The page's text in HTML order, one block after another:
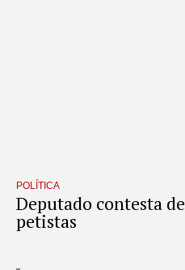
POLÍTICA
Deputado contesta
petistas